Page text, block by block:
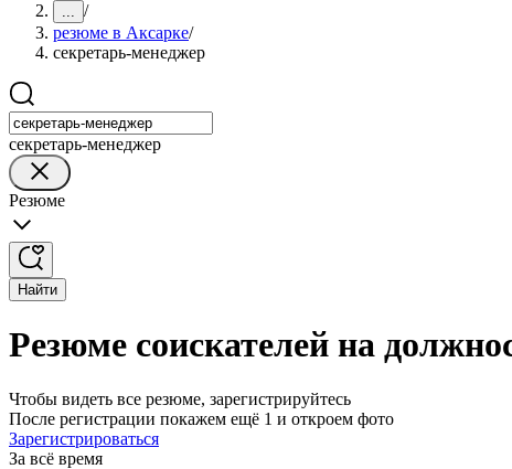
... /
резюме в Аксарке/
секретарь-менеджер
секретарь-менеджер
Резюме
Найти
Резюме соискателей на
Чтобы видеть все резюме, зарегистрируйтесь
После регистрации покажем ещё 1 и откроем фото
Зарегистрироваться
За всё время